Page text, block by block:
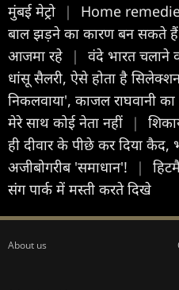
मुंबई मेट्रो
|
Home
बाल झड़ने का कारण बन सकते
आजमा रहे
|
वंदे भारत चलाने
धांसू सैलरी, ऐसे होता है
निकलवाया', काजल राघवानी
मेरे साथ कोई नेता नहीं
|
ही दीवार के पीछे कर दिया कैद,
अजीबोगरीब 'समाधान'!
|
संग पार्क में मस्ती करते दिखे
About us